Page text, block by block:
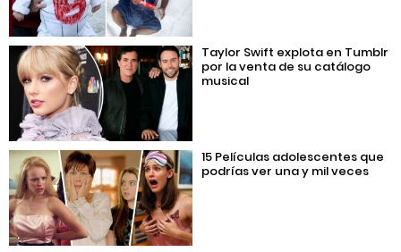
Taylor Swift explota en Tumblr
por la venta de su catálogo
musical
15 Películas adolescentes que
podrías ver una y mil veces